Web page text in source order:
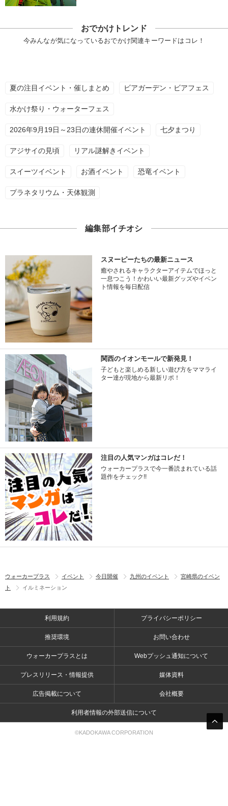
おでかけトレンド
今みんなが気になっているおでかけ関連キーワードはコレ！
夏の注目イベント・催しまとめ ビアガーデン・ビアフェス
水かけ祭り・ウォーターフェス
2026年9月19日～23日の連休開催イベント 七夕まつり
アジサイの見頃 リアル謎解きイベント
スイーツイベント お酒イベント 恐竜イベント
プラネタリウム・天体観測
編集部イチオシ
スヌーピーたちの最新ニュース
癒やされるキャラクターアイテムでほっと
一息つこう！かわいい最新グッズやイベン
ト情報を毎日配信
関西のイオンモールで新発見！
子どもと楽しめる新しい遊び方をママライ
ター達が現地から最新リポ！
注目の人気マンガはコレだ！
ウォーカープラスで今一番読まれている話
題作をチェック!!
ウォーカープラス イベント 今日開催 九州のイベント
宮崎県のイベン
ト
イルミネーション
利用規約 プライバシーポリシー
推奨環境 お問い合わせ
ウォーカープラスとは Webプッシュ通知について
プレスリリース・情報提供 媒体資料
広告掲載について 会社概要
利用者情報の外部送信について
©KADOKAWA CORPORATION